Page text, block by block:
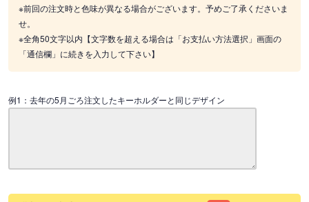
※前回の注文時と色味が異なる場合がございます。予めご了承くださいま
せ。
※全角50文字以内【文字数を超える場合は「お支払い方法選択」画面の
「通信欄」に続きを入力して下さい】
例1：去年の5月ごろ注文したキーホルダーと同じデザイン